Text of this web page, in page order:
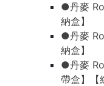
●丹麥
納盒】
●丹麥
納盒】
●丹麥
帶盒】【